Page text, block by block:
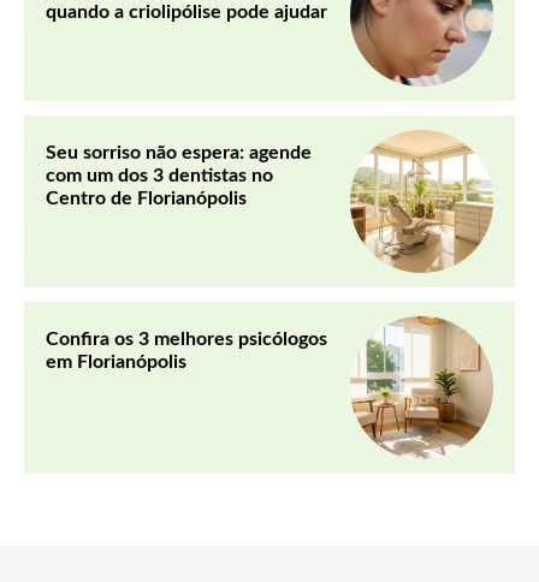
quando a criolipólise pode ajudar
Seu sorriso não espera: agende
com um dos 3 dentistas no
Centro de Florianópolis
Confira os 3 melhores psicólogos
em Florianópolis